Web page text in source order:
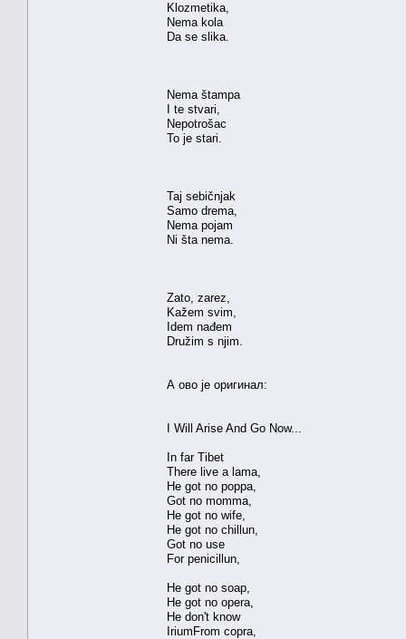
Klozmetika,
Nema kola
Da se slika.
Nema štampa
I te stvari,
Nepotrošac
To je stari.
Taj sebičnjak
Samo drema,
Nema pojam
Ni šta nema.
Zato, zarez,
Kažem svim,
Idem nađem
Družim s njim.
А ово је оригинал:
I Will Arise And Go Now...
In far Tibet
There live a lama,
He got no poppa,
Got no momma,
He got no wife,
He got no chillun,
Got no use
For penicillun,
He got no soap,
He got no opera,
He don't know
IriumFrom copra,